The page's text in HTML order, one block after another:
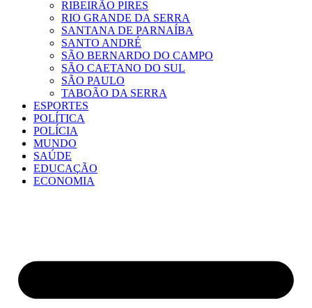
RIBEIRÃO PIRES
RIO GRANDE DA SERRA
SANTANA DE PARNAÍBA
SANTO ANDRÉ
SÃO BERNARDO DO CAMPO
SÃO CAETANO DO SUL
SÃO PAULO
TABOÃO DA SERRA
ESPORTES
POLÍTICA
POLÍCIA
MUNDO
SAÚDE
EDUCAÇÃO
ECONOMIA